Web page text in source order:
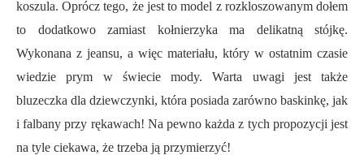
koszula. Oprócz tego, że jest to model z rozkloszowanym dołem
to dodatkowo zamiast kołnierzyka ma delikatną stójkę.
Wykonana z jeansu, a więc materiału, który w ostatnim czasie
wiedzie prym w świecie mody. Warta uwagi jest także
bluzeczka dla dziewczynki, która posiada zarówno baskinkę, jak
i falbany przy rękawach! Na pewno każda z tych propozycji jest
na tyle ciekawa, że trzeba ją przymierzyć!